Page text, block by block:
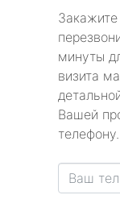
минуты
визита
Вашей
телефону.